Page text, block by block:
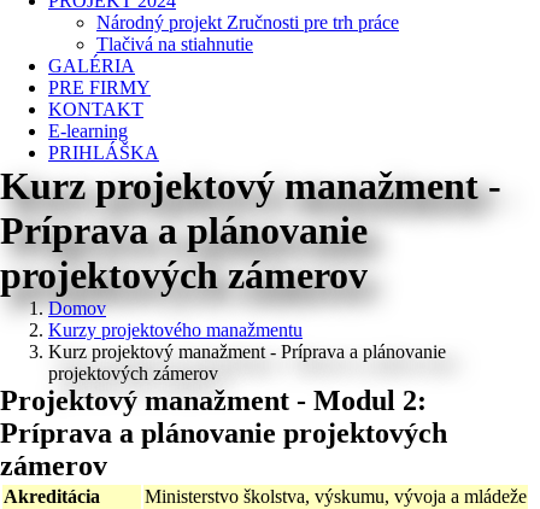
Národný projekt Zručnosti pre trh práce
Tlačivá na stiahnutie
GALÉRIA
PRE FIRMY
KONTAKT
E-learning
PRIHLÁŠKA
Kurz projektový manažment -
Príprava a plánovanie
projektových zámerov
Domov
Kurzy projektového manažmentu
Kurz projektový manažment - Príprava a plánovanie
projektových zámerov
Projektový manažment - Modul 2:
Príprava a plánovanie projektových
zámerov
Akreditácia
Ministerstvo školstva, výskumu, vývoja a mládeže